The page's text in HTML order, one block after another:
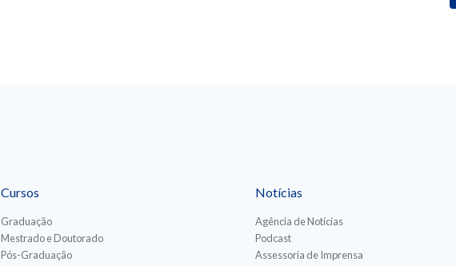
Cursos
Graduação
Mestrado e Doutorado
Pós-Graduação
Notícias
Agência de Notícias
Podcast
Assessoria de Imprensa